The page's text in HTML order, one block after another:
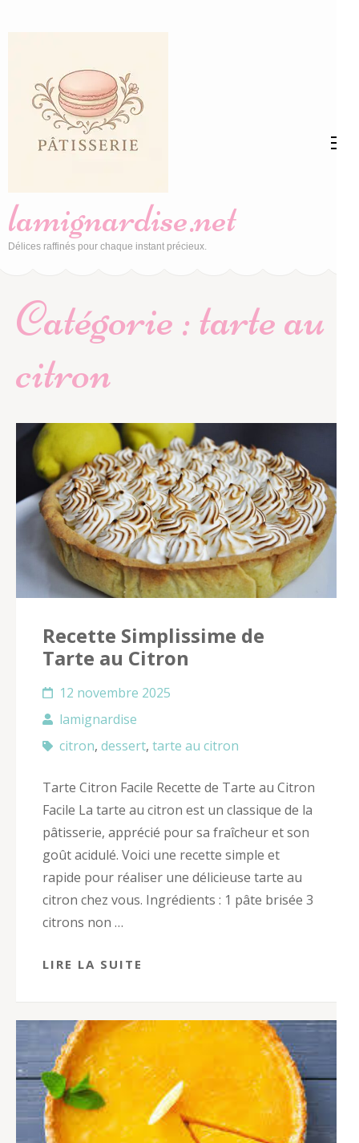
(Pressez
Entrée)
lamignardise.net
Délices raffinés pour chaque instant précieux.
Catégorie :tarte au
citron
Recette Simplissime de
Tarte au Citron
12 novembre 2025
lamignardise
citron, dessert, tarte au citron
Tarte Citron Facile Recette de Tarte au Citron
Facile La tarte au citron est un classique de la
pâtisserie, apprécié pour sa fraîcheur et son
goût acidulé. Voici une recette simple et
rapide pour réaliser une délicieuse tarte au
citron chez vous. Ingrédients : 1 pâte brisée 3
citrons non …
LIRE LA SUITE